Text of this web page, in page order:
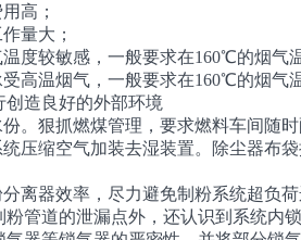
高；
量大；
较敏感，一般要求在160℃的烟气
温烟气，一般要求在160℃的烟气
造良好的外部环境
狠抓燃煤管理，要求燃料车间随时
压缩空气加装去湿装置。除尘器布
器效率，尽力避免制粉系统超负荷
道的泄漏点外，还认识到系统内锁